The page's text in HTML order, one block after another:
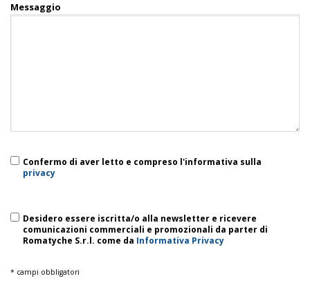
Messaggio
Confermo di aver letto e compreso l'informativa sulla
privacy
Desidero essere iscritta/o alla newsletter e ricevere
comunicazioni commerciali e promozionali da parter di
Romatyche S.r.l. come da Informativa Privacy
* campi obbligatori